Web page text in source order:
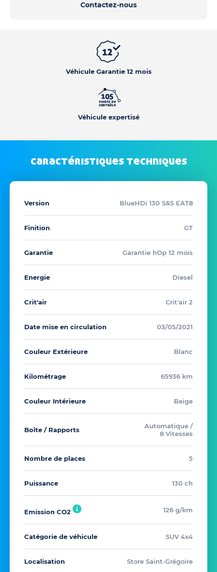
Véhicule Garantie 12 mois
Véhicule expertisé
caractéristiques techniques
Version BlueHDi 130 S&S EAT8
Finition GT
Garantie Garantie hOp 12 mois
Energie Diesel
Crit'air Crit'air 2
Date mise en circulation 03/05/2021
Couleur Extérieure Blanc
Kilométrage 65936 km
Couleur Intérieure Beige
Boîte / Rapports
Automatique /
8 Vitesses
Nombre de places 5
Puissance 130 ch
Emission CO2 126 g/km
Catégorie de véhicule SUV 4x4
Localisation Store Saint-Grégoire
Contactez-nous